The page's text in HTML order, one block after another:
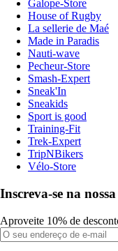
Galope-Store
House of Rugby
La sellerie de Maé
Made in Paradis
Nauti-wave
Pecheur-Store
Smash-Expert
Sneak'In
Sneakids
Sport is good
Training-Fit
Trek-Expert
TripNBikers
Vélo-Store
Inscreva-se na
Aproveite 10% de